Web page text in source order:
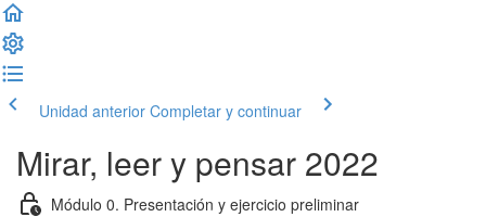
Unidad anterior Completar y continuar
Mirar, leer y pensar 2022
Módulo 0. Presentación y ejercicio preliminar